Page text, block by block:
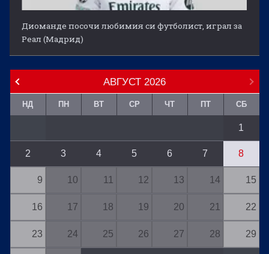
Диоманде посочи любимия си футболист, играл за
Реал (Мадрид)
АВГУСТ 2026
НД ПН ВТ СР ЧТ ПТ СБ
1
2 3 4 5 6 7 8
9 10 11 12 13 14 15
16 17 18 19 20 21 22
23 24 25 26 27 28 29